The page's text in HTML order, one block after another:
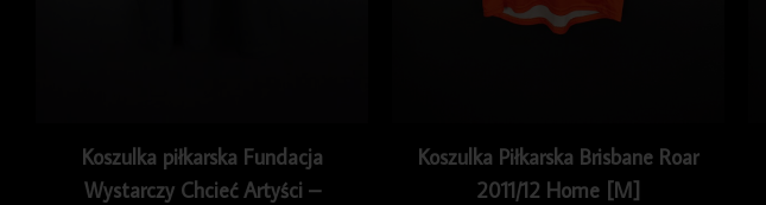
Koszulka piłkarska Fundacja
Wystarczy Chcieć Artyści –
Koszulka Piłkarska Brisbane Roar
2011/12 Home [M]